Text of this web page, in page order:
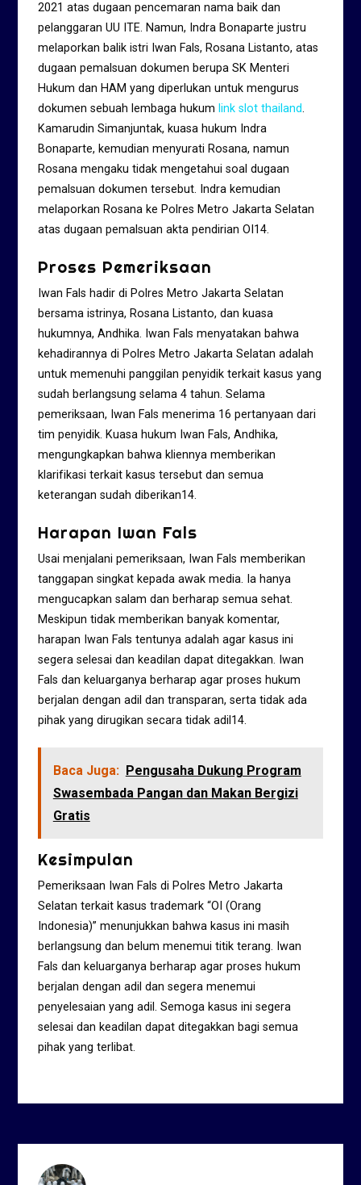
2021 atas dugaan pencemaran nama baik dan
pelanggaran UU ITE. Namun, Indra Bonaparte justru
melaporkan balik istri Iwan Fals, Rosana Listanto, atas
dugaan pemalsuan dokumen berupa SK Menteri
Hukum dan HAM yang diperlukan untuk mengurus
dokumen sebuah lembaga hukumlink slot thailand.
Kamarudin Simanjuntak, kuasa hukum Indra
Bonaparte, kemudian menyurati Rosana, namun
Rosana mengaku tidak mengetahui soal dugaan
pemalsuan dokumen tersebut. Indra kemudian
melaporkan Rosana ke Polres Metro Jakarta Selatan
atas dugaan pemalsuan akta pendirian OI14.
Proses Pemeriksaan
Iwan Fals hadir di Polres Metro Jakarta Selatan
bersama istrinya, Rosana Listanto, dan kuasa
hukumnya, Andhika. Iwan Fals menyatakan bahwa
kehadirannya di Polres Metro Jakarta Selatan adalah
untuk memenuhi panggilan penyidik terkait kasus yang
sudah berlangsung selama 4 tahun. Selama
pemeriksaan, Iwan Fals menerima 16 pertanyaan dari
tim penyidik. Kuasa hukum Iwan Fals, Andhika,
mengungkapkan bahwa kliennya memberikan
klarifikasi terkait kasus tersebut dan semua
keterangan sudah diberikan14.
Harapan Iwan Fals
Usai menjalani pemeriksaan, Iwan Fals memberikan
tanggapan singkat kepada awak media. Ia hanya
mengucapkan salam dan berharap semua sehat.
Meskipun tidak memberikan banyak komentar,
harapan Iwan Fals tentunya adalah agar kasus ini
segera selesai dan keadilan dapat ditegakkan. Iwan
Fals dan keluarganya berharap agar proses hukum
berjalan dengan adil dan transparan, serta tidak ada
pihak yang dirugikan secara tidak adil 14.
Baca Juga: Pengusaha Dukung Program
Swasembada Pangan dan Makan Bergizi
Gratis
Kesimpulan
Pemeriksaan Iwan Fals di Polres Metro Jakarta
Selatan terkait kasus trademark “OI (Orang
Indonesia)” menunjukkan bahwa kasus ini masih
berlangsung dan belum menemui titik terang. Iwan
Fals dan keluarganya berharap agar proses hukum
berjalan dengan adil dan segera menemui
penyelesaian yang adil. Semoga kasus ini segera
selesai dan keadilan dapat ditegakkan bagi semua
pihak yang terlibat.